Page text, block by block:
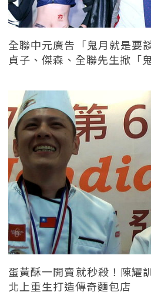
全聯中元廣告「鬼月就是要
貞子、傑森、全聯先生掀「
蛋黃酥一開賣就秒殺！陳耀
北上重生打造傳奇麵包店